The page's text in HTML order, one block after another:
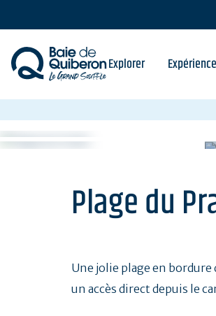
principal
Explorer
Plage du
Une jolie plage en bordure
un accès direct depuis le